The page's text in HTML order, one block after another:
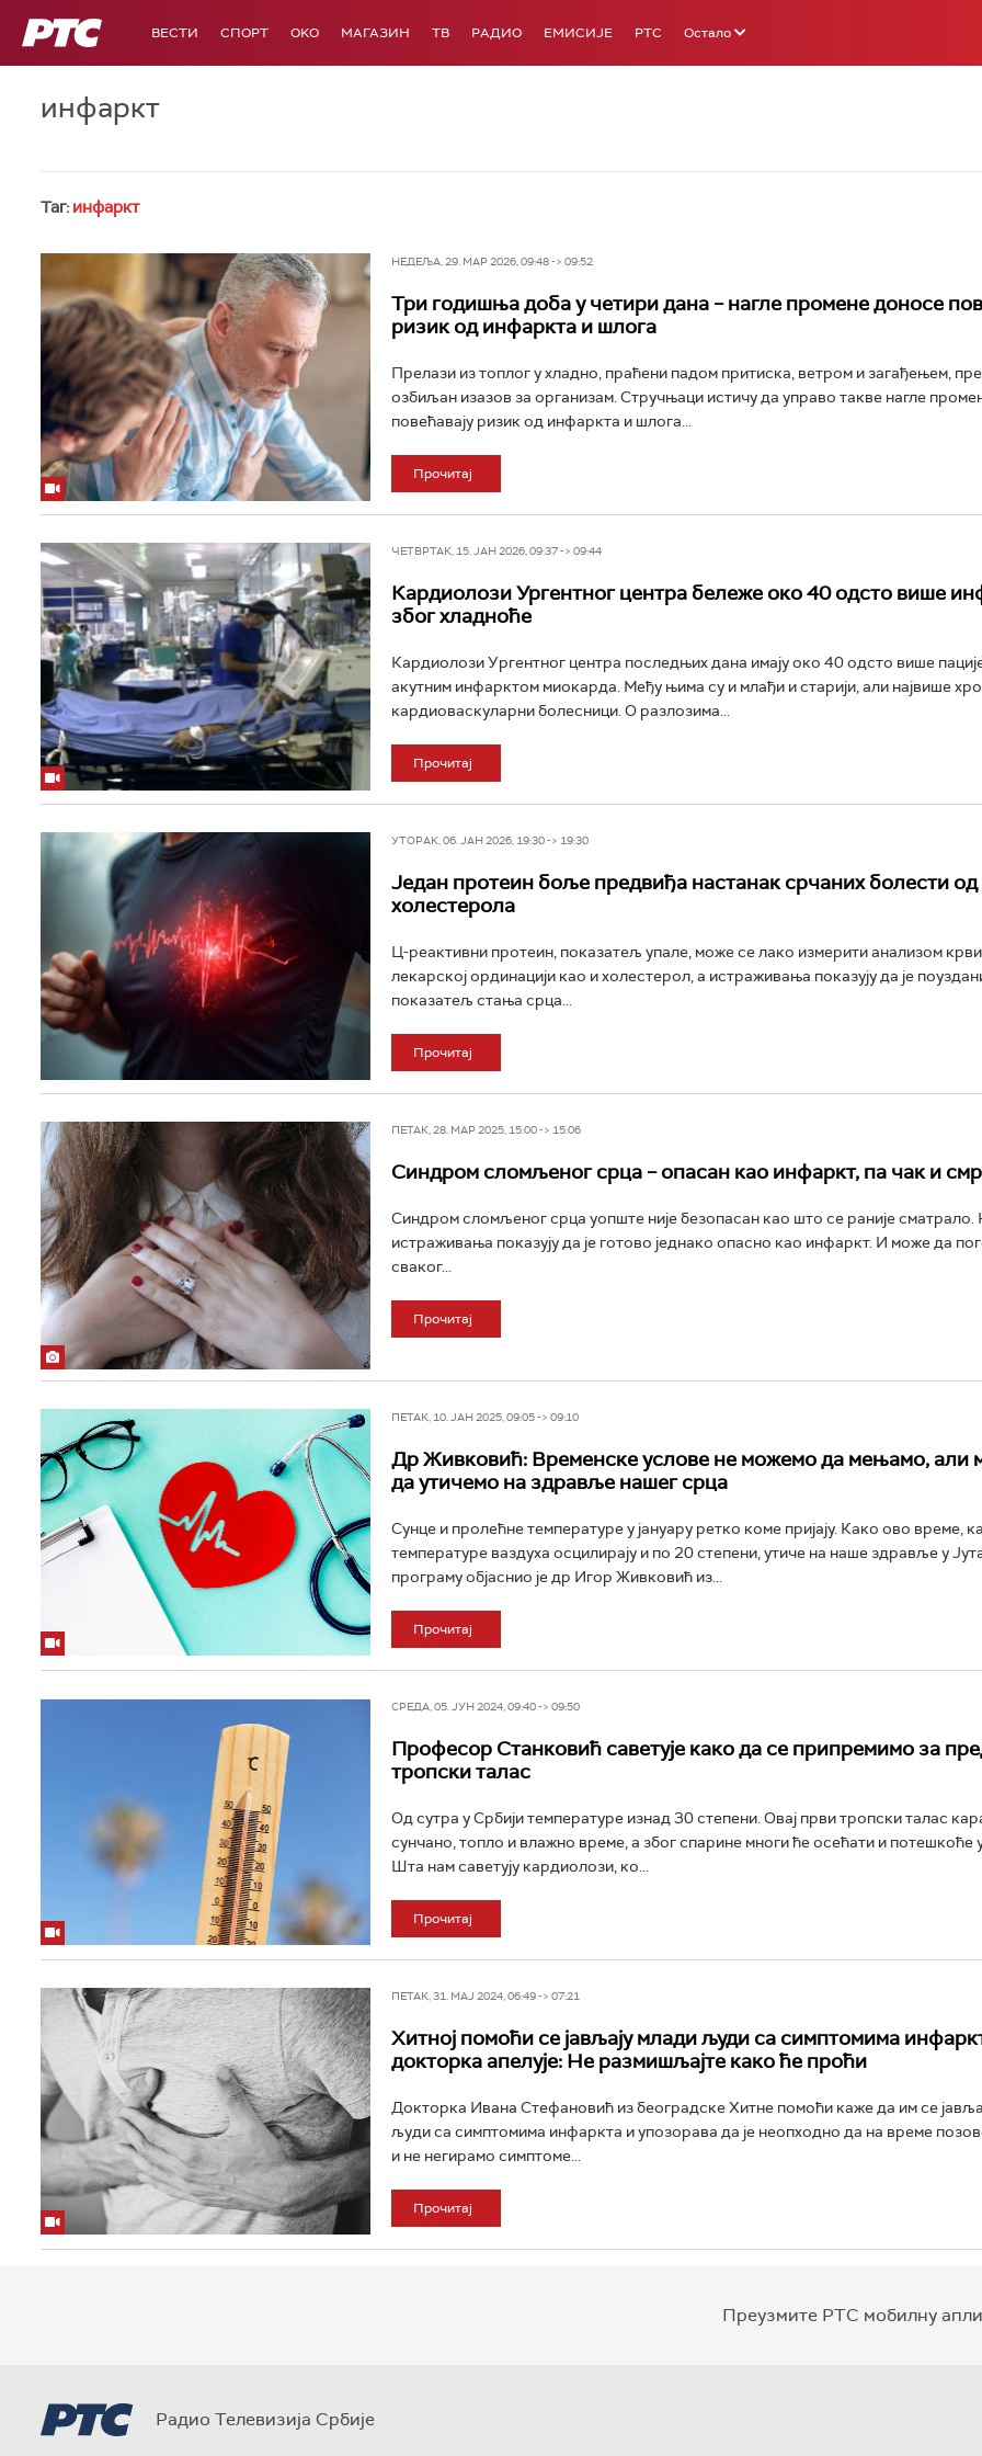
РТС ВЕСТИ СПОРТ OKO МАГАЗИН ТВ РАДИО ЕМИСИЈЕ РТС Остало
инфаркт
Таг: инфаркт
НЕДЕЉА, 29. МАР 2026, 09:48 -> 09:52
Три годишња доба у четири дана – нагле промене доносе
ризик од инфаркта и шлога
Прелази из топлог у хладно, праћени падом притиска, ветром и загађењем,
озбиљан изазов за организам. Стручњаци истичу да управо такве нагле
повећавају ризик од инфаркта и шлога...
Прочитај
ЧЕТВРТАК, 15. ЈАН 2026, 09:37 -> 09:44
Кардиолози Ургентног центра бележе око 40 одсто више
због хладноће
Кардиолози Ургентног центра последњих дана имају око 40 одсто више
акутним инфарктом миокарда. Међу њима су и млађи и старији, али највише
кардиоваскуларни болесници. О разлозима...
Прочитај
УТОРАК, 06. ЈАН 2026, 19:30 -> 19:30
Један протеин боље предвиђа настанак срчаних болести од
холестерола
Ц-реактивни протеин, показатељ упале, може се лако измерити анализом
лекарској ординацији као и холестерол, а истраживања показују да је
показатељ стања срца...
Прочитај
ПЕТАК, 28. МАР 2025, 15:00 -> 15:06
Синдром сломљеног срца – опасан као инфаркт, па чак и
Синдром сломљеног срца уопште није безопасан као што се раније сматрало.
истраживања показују да је готово једнако опасно као инфаркт. И може да
сваког...
Прочитај
ПЕТАК, 10. ЈАН 2025, 09:05 -> 09:10
Др Живковић: Временске услове не можемо да мењамо, али
да утичемо на здравље нашег срца
Сунце и пролећне температуре у јануару ретко коме пријају. Како ово време,
температуре ваздуха осцилирају и по 20 степени, утиче на наше здравље у
програму објаснио је др Игор Живковић из...
Прочитај
СРЕДА, 05. ЈУН 2024, 09:40 -> 09:50
Професор Станковић саветује како да се припремимо за
тропски талас
Од сутра у Србији температуре изнад 30 степени. Овај први тропски талас
сунчано, топло и влажно време, а због спарине многи ће осећати и потешкоће
Шта нам саветују кардиолози, ко...
Прочитај
ПЕТАК, 31. МАЈ 2024, 06:49 -> 07:21
Хитној помоћи се јављају млади људи са симптомима
докторка апелује: Не размишљајте како ће проћи
Докторка Ивана Стефановић из београдске Хитне помоћи каже да им се
људи са симптомима инфаркта и упозорава да је неопходно да на време
и не негирамо симптоме...
Прочитај
Преузмите РТС мобилну
Радио Телевизија Србије